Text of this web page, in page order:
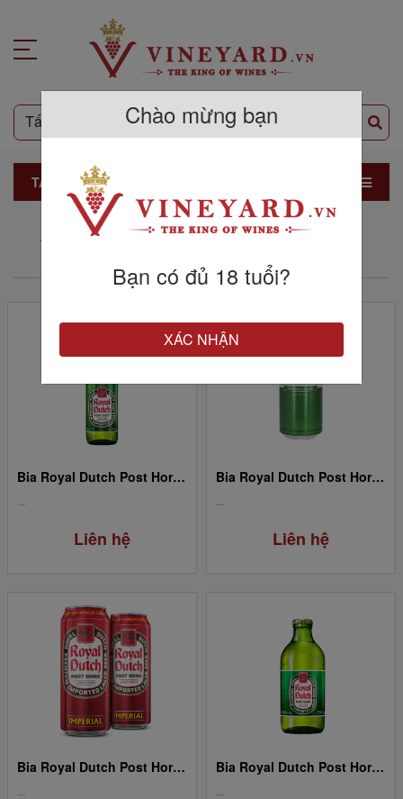
TẤT CẢ SẢN PHẨM
THƯƠNG HIỆU ROYAL DUTCH
Bia Royal Dutch Post Horn Full Flavour - Chai 5%/ 330ml
Liên hệ
Bia Royal Dutch Post Horn Full Flavour - Lon 5%/500ml
Liên hệ
Bia Royal Dutch Post Horn Impérial - Lon 5.1%/ 500ml Bia Royal Dutch Post Horn Extra Strong - Chai 8,5%/ 250ml
Chào mừng bạn
Bạn có đủ 18 tuổi?
XÁC NHẬN